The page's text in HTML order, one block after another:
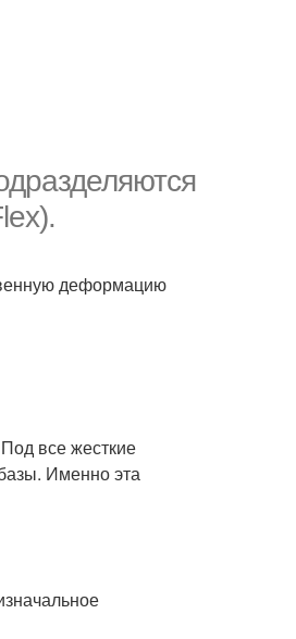
деформацию
все жесткие
Именно эта